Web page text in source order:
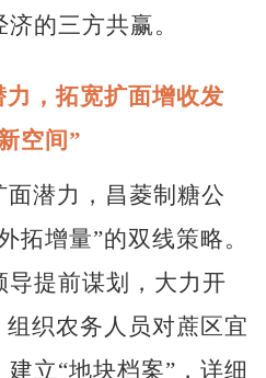
的三方共赢。
力，拓宽扩面增收发
空间”
面潜力，昌菱制糖公
拓增量”的双线策略。
提前谋划，大力开
组织农务人员对蔗区宜
立“地块档案”，详细